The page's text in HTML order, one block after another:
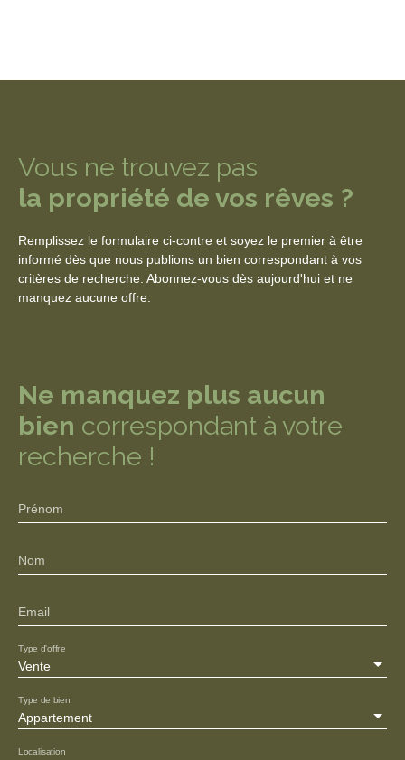
Vous ne trouvez pas
la propriété de vos rêves ?
Remplissez le formulaire ci-contre et soyez le premier à être
informé dès que nous publions un bien correspondant à vos
critères de recherche. Abonnez-vous dès aujourd'hui et ne
manquez aucune offre.
Ne manquez plus aucun
bien correspondant à votre
recherche !
Prénom
Nom
Email
Vente
Type d'offre
Appartement
Type de bien
Localisation